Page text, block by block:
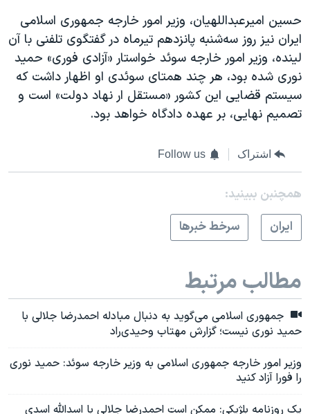
حسین امیرعبداللهیان، وزیر امور خارجه جمهوری اسلامی
ایران نیز روز سه‌شنبه پانزدهم تیرماه در گفتگوی تلفنی با آن
لینده، وزیر امور خارجه سوئد خواستار «آزادی فوری» حمید
نوری شده بود، هر چند همتای سوئدی او اظهار داشت که
سیستم قضایی این کشور «مستقل ار نهاد دولت» است و
تصمیم نهایی، بر عهده دادگاه خواهد بود.
اشتراک Follow us
همچنبن ببینید:
ايران
سرخط خبرها
مطالب مرتبط
جمهوری اسلامی می‌گوید به دنبال مبادله احمدرضا جلالی با
حمید نوری نیست؛ گزارش مهتاب وحیدی‌راد
وزیر امور خارجه جمهوری اسلامی به وزیر خارجه سوئد: حمید نوری
را فورا آزاد کنید
یک روزنامه بلژیکی: ممکن است احمدرضا جلالی با اسدالله اسدی